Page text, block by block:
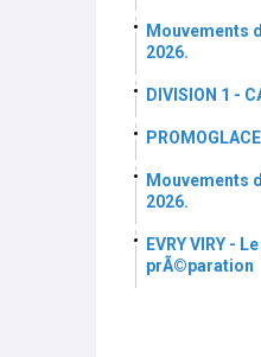
Mouvements
2026.
DIVISION 1 -
Mouvements
2026.
EVRY VIRY -
prÃ©paration